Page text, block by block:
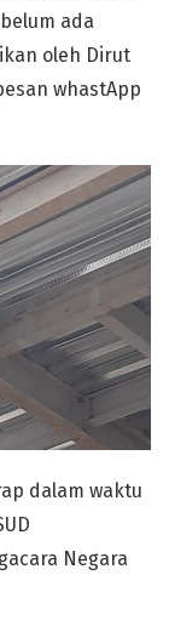
ada
oleh Dirut
whastApp
dalam waktu
Negara